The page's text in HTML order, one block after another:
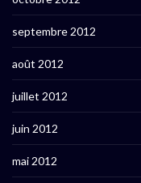
septembre 2012
août 2012
juillet 2012
juin 2012
mai 2012